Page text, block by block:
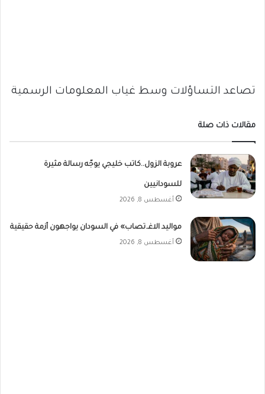
تصاعد التساؤلات وسط غياب المعلومات الرسمية
مقالات ذات صلة
عروبة الزول..كاتب خليجي يوجّه رسالة مثيرة
للسودانيين
أغسطس 8, 2026
مواليد الاغـ.تصاب» في السودان يواجهون أزمة حقيقية
أغسطس 8, 2026